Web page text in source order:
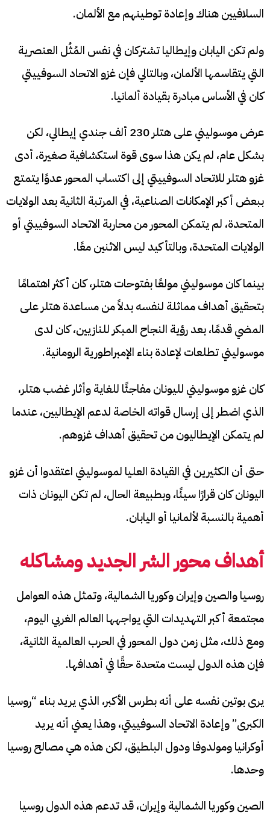
السلافيين هناك وإعادة توطينهم مع الألمان.
ولم تكن اليابان وإيطاليا تشتركان في نفس المُثُل العنصرية
التي يتقاسمها الألمان، وبالتالي فإن غزو الاتحاد السوفييتي
كان في الأساس مبادرة بقيادة ألمانيا.
عرض موسوليني على هتلر 230 ألف جندي إيطالي، لكن
بشكل عام، لم يكن هذا سوى قوة استكشافية صغيرة، أدى
غزو هتلر للاتحاد السوفييتي إلى اكتساب المحور عدوًا يتمتع
ببعض أكبر الإمكانات الصناعية، في المرتبة الثانية بعد الولايات
المتحدة، لم يتمكن المحور من محاربة الاتحاد السوفييتي أو
الولايات المتحدة، وبالتأكيد ليس الاثنين معًا.
بينما كان موسوليني مولعًا بفتوحات هتلر، كان أكثر اهتمامًا
بتحقيق أهداف مماثلة لنفسه بدلاً من مساعدة هتلر على
المضي قدمًا، بعد رؤية النجاح المبكر للنازيين، كان لدى
موسوليني تطلعات لإعادة بناء الإمبراطورية الرومانية.
كان غزو موسوليني لليونان مفاجئًا للغاية وأثار غضب هتلر،
الذي اضطر إلى إرسال قواته الخاصة لدعم الإيطاليين، عندما
لم يتمكن الإيطاليون من تحقيق أهداف غزوهم.
حتى أن الكثيرين في القيادة العليا لموسوليني اعتقدوا أن غزو
اليونان كان قرارًا سيئًا، وبطبيعة الحال، لم تكن اليونان ذات
أهمية بالنسبة لألمانيا أو اليابان.
أهداف محور الشر الجديد ومشاكله
روسيا والصين وإيران وكوريا الشمالية، وتمثل هذه العوامل
مجتمعة أكبر التهديدات التي يواجهها العالم الغربي اليوم،
ومع ذلك، مثل زمن دول المحور في الحرب العالمية الثانية،
فإن هذه الدول ليست متحدة حقًا في أهدافها.
يرى بوتين نفسه على أنه بطرس الأكبر، الذي يريد بناء “روسيا
الكبرى” وإعادة الاتحاد السوفييتي، وهذا يعني أنه يريد
أوكرانيا ومولدوفا ودول البلطيق، لكن هذه هي مصالح روسيا
وحدها.
الصين وكوريا الشمالية وإيران، قد تدعم هذه الدول روسيا